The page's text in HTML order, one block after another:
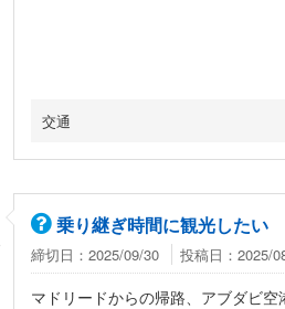
交通
乗り継ぎ時間に観光したい
締切日：2025/09/30 投稿日：2025/
マドリードからの帰路、アブダビ空